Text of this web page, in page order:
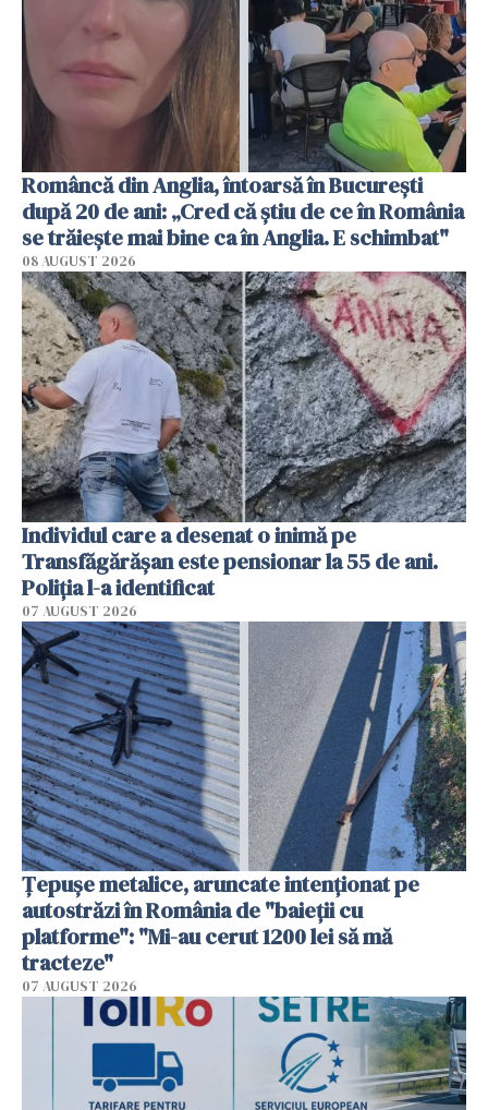
Româncă din Anglia, întoarsă în București
după 20 de ani: „Cred că știu de ce în România
se trăiește mai bine ca în Anglia. E schimbat"
08 AUGUST 2026
Individul care a desenat o inimă pe
Transfăgărășan este pensionar la 55 de ani.
Poliția l-a identificat
07 AUGUST 2026
Țepușe metalice, aruncate intenționat pe
autostrăzi în România de "baieții cu
platforme": "Mi-au cerut 1200 lei să mă
tracteze"
07 AUGUST 2026